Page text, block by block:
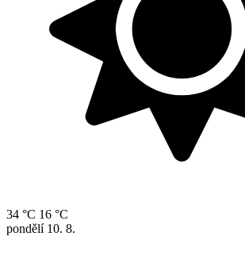
34 °C 16 °C
pondělí 10. 8.